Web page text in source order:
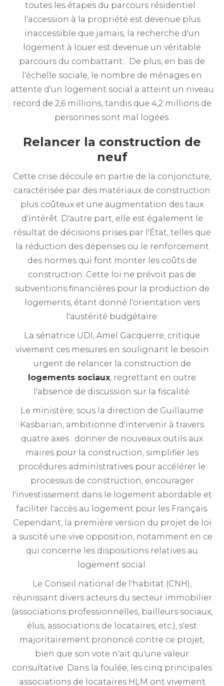
toutes les étapes du parcours résidentiel :
l'accession à la propriété est devenue plus
inaccessible que jamais, la recherche d'un
logement à louer est devenue un véritable
parcours du combattant... De plus, en bas de
l'échelle sociale, le nombre de ménages en
attente d'un logement social a atteint un niveau
record de 2,6 millions, tandis que 4,2 millions de
personnes sont mal logées.
Relancer la construction de
neuf
Cette crise découle en partie de la conjoncture,
caractérisée par des matériaux de construction
plus coûteux et une augmentation des taux
d'intérêt. D'autre part, elle est également le
résultat de décisions prises par l'État, telles que
la réduction des dépenses ou le renforcement
des normes qui font monter les coûts de
construction. Cette loi ne prévoit pas de
subventions financières pour la production de
logements, étant donné l'orientation vers
l'austérité budgétaire.
La sénatrice UDI, Amel Gacquerre, critique
vivement ces mesures en soulignant le besoin
urgent de relancer la construction de
logements sociaux, regrettant en outre
l'absence de discussion sur la fiscalité.
Le ministère, sous la direction de Guillaume
Kasbarian, ambitionne d'intervenir à travers
quatre axes : donner de nouveaux outils aux
maires pour la construction, simplifier les
procédures administratives pour accélérer le
processus de construction, encourager
l'investissement dans le logement abordable et
faciliter l'accès au logement pour les Français.
Cependant, la première version du projet de loi
a suscité une vive opposition, notamment en ce
qui concerne les dispositions relatives au
logement social.
Le Conseil national de l'habitat (CNH),
réunissant divers acteurs du secteur immobilier
(associations professionnelles, bailleurs sociaux,
élus, associations de locataires, etc.), s'est
majoritairement prononcé contre ce projet,
bien que son vote n'ait qu'une valeur
consultative. Dans la foulée, les cinq principales
associations de locataires HLM ont vivement